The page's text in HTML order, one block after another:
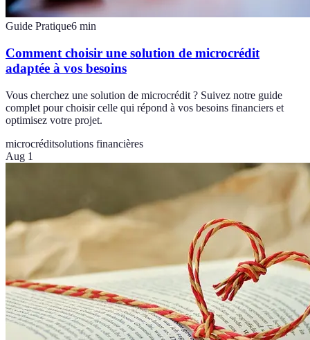
Guide Pratique6 min
Comment choisir une solution de microcrédit
adaptée à vos besoins
Vous cherchez une solution de microcrédit ? Suivez notre guide
complet pour choisir celle qui répond à vos besoins financiers et
optimisez votre projet.
microcréditsolutions financières
Aug 1